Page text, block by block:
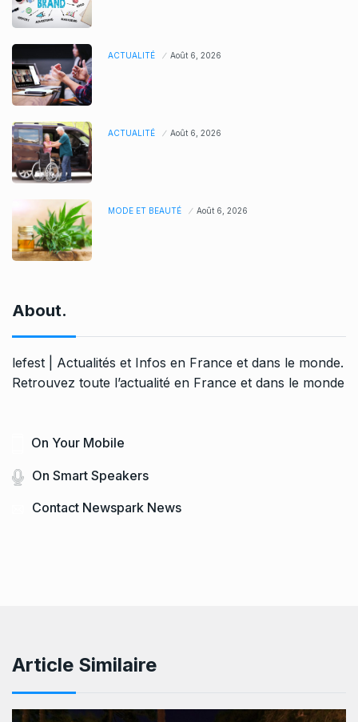
ACTUALITÉ Août 6, 2026
ACTUALITÉ Août 6, 2026
MODE ET BEAUTÉ Août 6, 2026
About.
lefest | Actualités et Infos en France et dans le monde.
Retrouvez toute l’actualité en France et dans le monde
On Your Mobile
On Smart Speakers
Contact Newspark News
Article Similaire